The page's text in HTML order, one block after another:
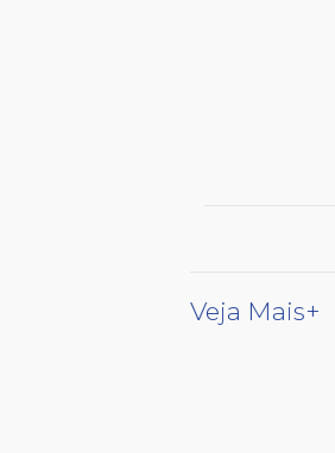
Veja Mais+